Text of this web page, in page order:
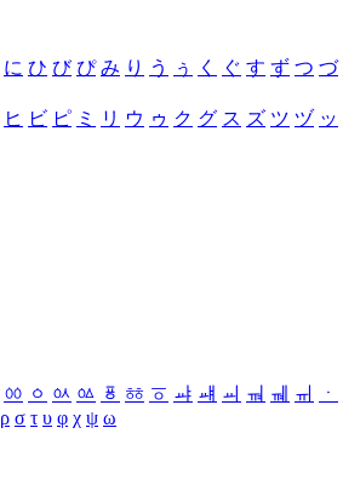
に ひ び ぴ み り う ぅ く ぐ す ず つ づ
ヒ ビ ピ ミ リ ウ ゥ ク グ ス ズ ツ ヅ ッ
ㆀ ㆁ ㆂ ㆃ ㆄ ㆅ ㆆ ㆇ ㆈ ㆉ ㆊ ㆋ ㆌ ㆍ
ρ σ τ υ φ χ ψ ω